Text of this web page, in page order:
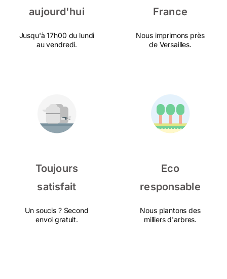
aujourd'hui
Jusqu'à 17h00 du lundi
au vendredi.
France
Nous imprimons près
de Versailles.
Toujours
satisfait
Un soucis ? Second
envoi gratuit.
Eco
responsable
Nous plantons des
milliers d'arbres.